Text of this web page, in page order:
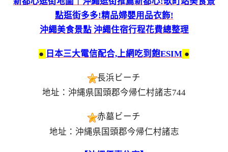
點逛街多多!精品婦嬰用品衣飾!
沖繩美食景點 沖繩住宿行程花費總整理
● 日本三大電信配合,上網吃到飽ESIM ●
長浜ビーチ
地址：沖縄県国頭郡今帰仁村諸志744
赤墓ビーチ
地址：沖縄県国頭郡今帰仁村諸志